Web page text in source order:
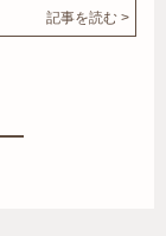
記事を読む >